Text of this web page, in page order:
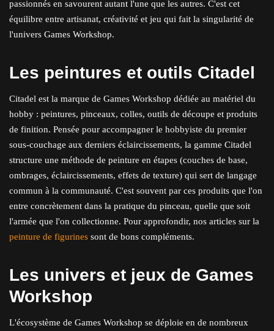
passionnés en savourent autant l'une que les autres. C'est cet
équilibre entre artisanat, créativité et jeu qui fait la singularité de
l'univers Games Workshop.
Les peintures et outils Citadel
Citadel est la marque de Games Workshop dédiée au matériel du
hobby : peintures, pinceaux, colles, outils de découpe et produits
de finition. Pensée pour accompagner le hobbyiste du premier
sous-couchage aux derniers éclaircissements, la gamme Citadel
structure une méthode de peinture en étapes (couches de base,
ombrages, éclaircissements, effets de texture) qui sert de langage
commun à la communauté. C'est souvent par ces produits que l'on
entre concrètement dans la pratique du pinceau, quelle que soit
l'armée que l'on collectionne. Pour approfondir, nos articles sur la
peinture de figurines sont de bons compléments.
Les univers et jeux de Games
Workshop
L'écosystème de Games Workshop se déploie en de nombreux